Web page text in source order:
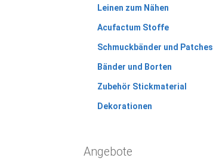
Leinen zum Nähen
Acufactum Stoffe
Schmuckbänder und Patches
Bänder und Borten
Zubehör Stickmaterial
Dekorationen
Angebote